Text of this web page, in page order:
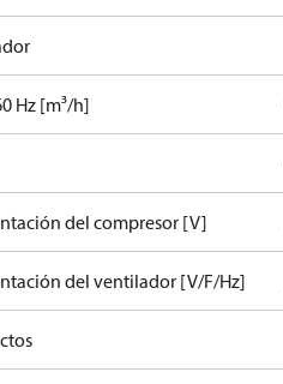
Hz [m³/h]
del compresor [V]
del ventilador [V/F/Hz]